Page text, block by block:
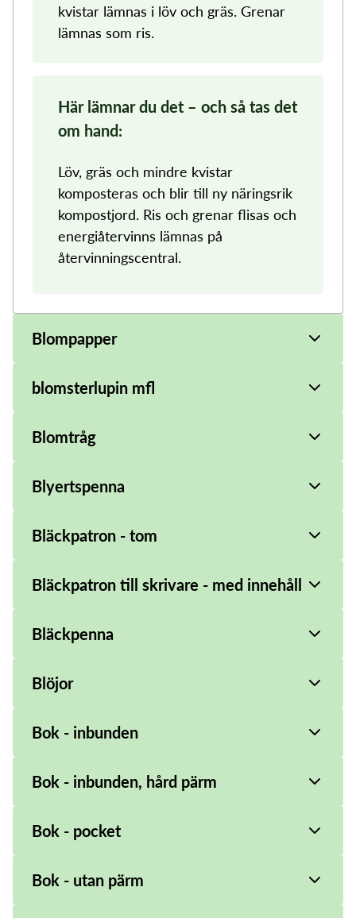
kvistar lämnas i löv och gräs. Grenar
lämnas som ris.
Här lämnar du det – och så tas det
om hand:
Löv, gräs och mindre kvistar
komposteras och blir till ny näringsrik
kompostjord. Ris och grenar flisas och
energiåtervinns lämnas på
återvinningscentral.
Blompapper
blomsterlupin mfl
Blomtråg
Blyertspenna
Bläckpatron - tom
Bläckpatron till skrivare - med innehåll
Bläckpenna
Blöjor
Bok - inbunden
Bok - inbunden, hård pärm
Bok - pocket
Bok - utan pärm